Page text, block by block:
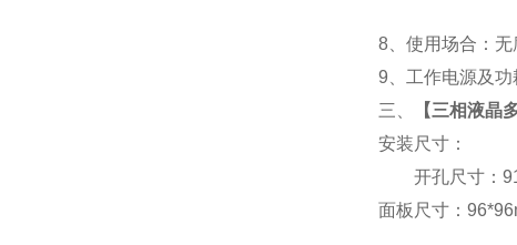
8 、使用场合：
9 、工作电源及
三、
【三相液晶
安装尺寸：
开孔尺寸：
面板尺寸：